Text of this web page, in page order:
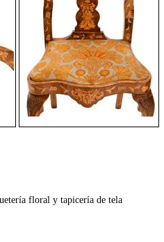
floral y tapicería de tela